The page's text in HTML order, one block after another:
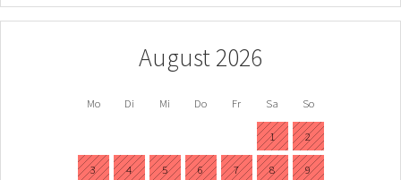
August 2026
Mo Di Mi Do Fr Sa So
1 2
3 4 5 6 7 8 9